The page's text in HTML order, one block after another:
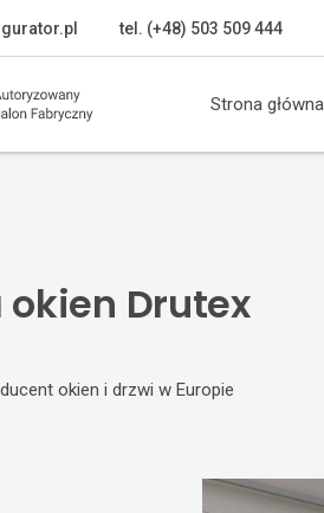
tel. (+48) 503 509 444
Strona główna
okien Drutex
okien i drzwi w Europie